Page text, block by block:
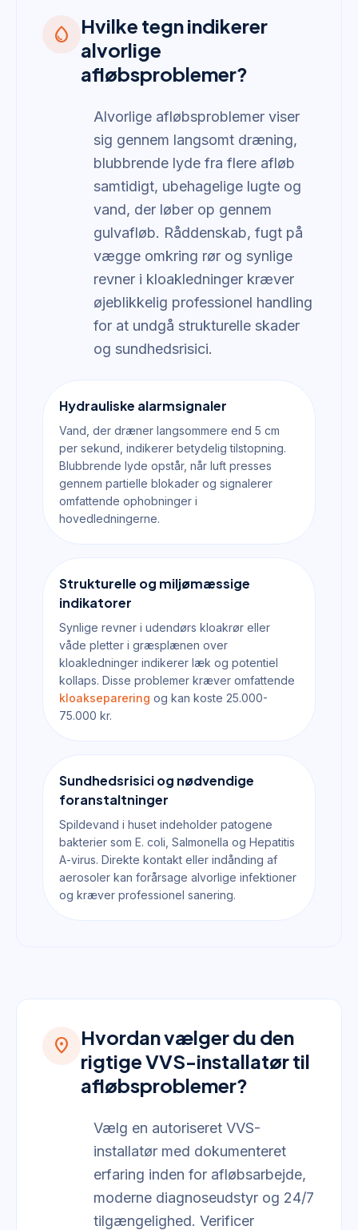
water_drop
Hvilke tegn indikerer
alvorlige
afløbsproblemer?
Alvorlige afløbsproblemer viser
sig gennem langsomt dræning,
blubbrende lyde fra flere afløb
samtidigt, ubehagelige lugte og
vand, der løber op gennem
gulvafløb. Råddenskab, fugt på
vægge omkring rør og synlige
revner i kloakledninger kræver
øjeblikkelig professionel handling
for at undgå strukturelle skader
og sundhedsrisici.
Hydrauliske alarmsignaler
Vand, der dræner langsommere end 5 cm
per sekund, indikerer betydelig tilstopning.
Blubbrende lyde opstår, når luft presses
gennem partielle blokader og signalerer
omfattende ophobninger i
hovedledningerne.
Strukturelle og miljømæssige
indikatorer
Synlige revner i udendørs kloakrør eller
våde pletter i græsplænen over
kloakledninger indikerer læk og potentiel
kollaps. Disse problemer kræver omfattende
kloakseparering og kan koste 25.000-
75.000 kr.
Sundhedsrisici og nødvendige
foranstaltninger
Spildevand i huset indeholder patogene
bakterier som E. coli, Salmonella og Hepatitis
A-virus. Direkte kontakt eller indånding af
aerosoler kan forårsage alvorlige infektioner
og kræver professionel sanering.
location_on
Hvordan vælger du den
rigtige VVS-installatør til
afløbsproblemer?
Vælg en autoriseret VVS-
installatør med dokumenteret
erfaring inden for afløbsarbejde,
moderne diagnoseudstyr og 24/7
tilgængelighed. Verificer